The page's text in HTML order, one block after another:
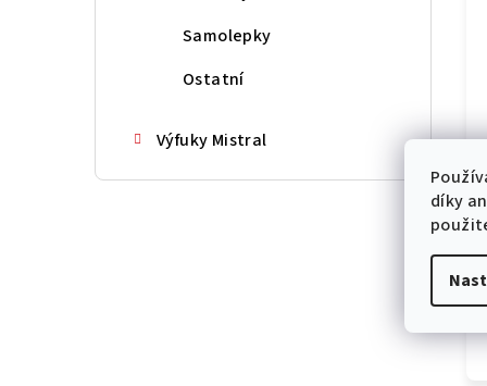
díky
Samolepky
Ostatní
Výfuky Mistral